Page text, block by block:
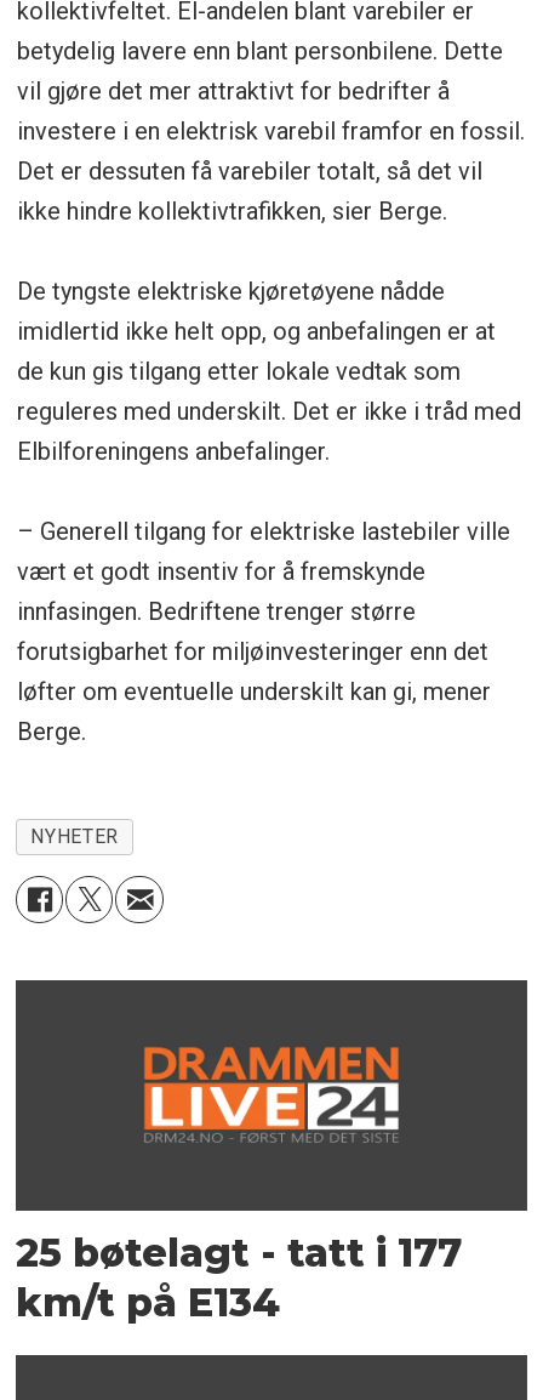
kollektivfeltet. El-andelen blant varebiler er
betydelig lavere enn blant personbilene. Dette
vil gjøre det mer attraktivt for bedrifter å
investere i en elektrisk varebil framfor en fossil.
Det er dessuten få varebiler totalt, så det vil
ikke hindre kollektivtrafikken, sier Berge.
De tyngste elektriske kjøretøyene nådde
imidlertid ikke helt opp, og anbefalingen er at
de kun gis tilgang etter lokale vedtak som
reguleres med underskilt. Det er ikke i tråd med
Elbilforeningens anbefalinger.
– Generell tilgang for elektriske lastebiler ville
vært et godt insentiv for å fremskynde
innfasingen. Bedriftene trenger større
forutsigbarhet for miljøinvesteringer enn det
løfter om eventuelle underskilt kan gi, mener
Berge.
NYHETER
25 bøtelagt - tatt i 177
km/t på E134